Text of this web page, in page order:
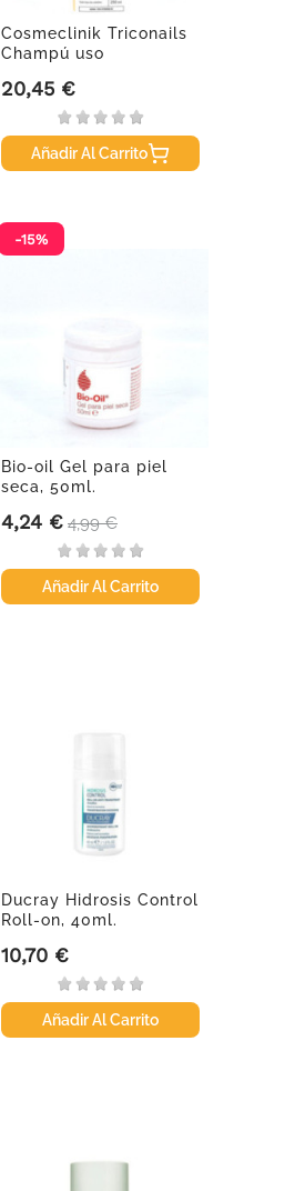
Cosmeclinik Triconails
Champú uso
Precio
20,45 €
Añadir Al Carrito
Bio-oil Gel para piel
seca, 50ml.
Precio
4,24 € Precio base
4,99 €
Añadir Al Carrito
-15%
Ducray Hidrosis Control
Roll-on, 40ml.
Precio
10,70 €
Añadir Al Carrito